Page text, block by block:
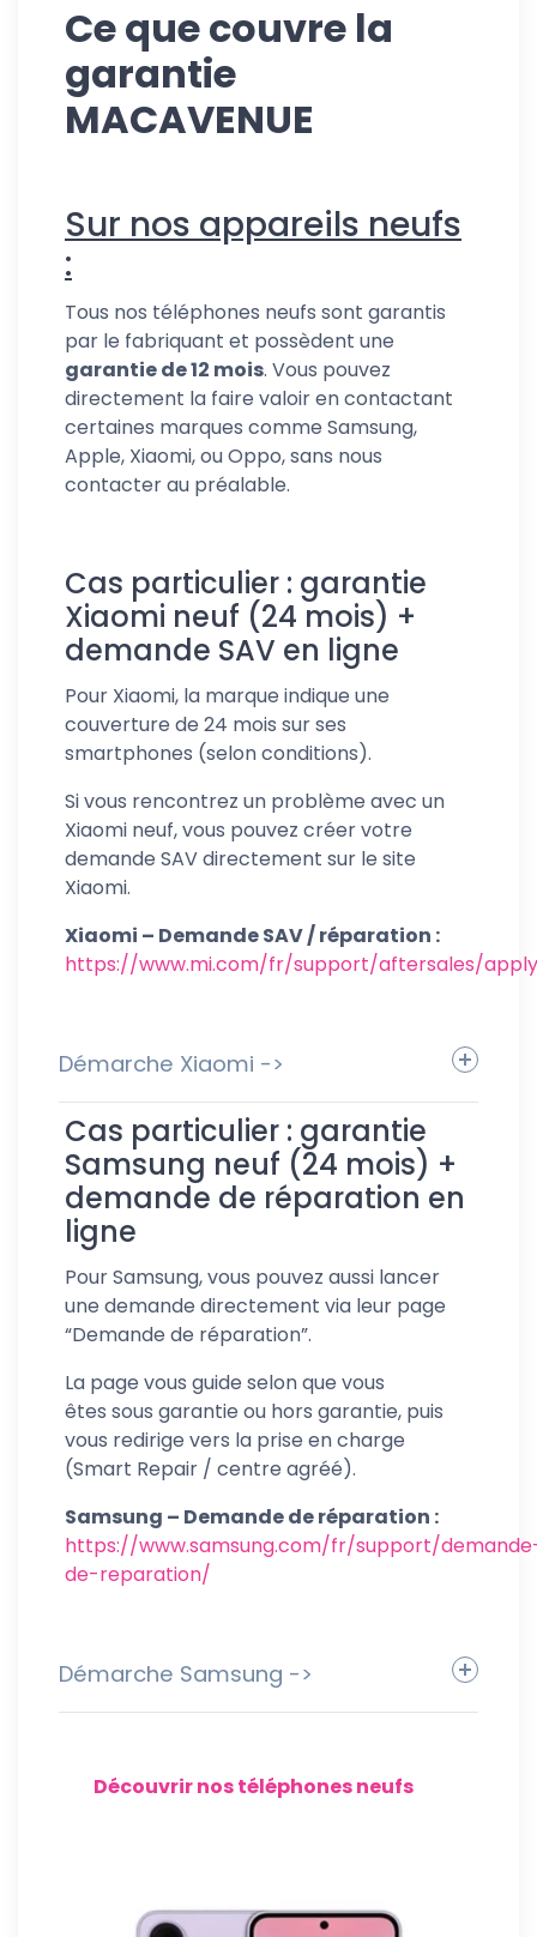
Ce que couvre la
garantie
MACAVENUE
Sur nos appareils neufs
:
Tous nos téléphones neufs sont garantis
par le fabriquant et possèdent une
garantie de 12 mois. Vous pouvez
directement la faire valoir en contactant
certaines marques comme Samsung,
Apple, Xiaomi, ou Oppo, sans nous
contacter au préalable.
Cas particulier : garantie
Xiaomi neuf (24 mois) +
demande SAV en ligne
Pour Xiaomi, la marque indique une
couverture de 24 mois sur ses
smartphones (selon conditions).
Si vous rencontrez un problème avec un
Xiaomi neuf, vous pouvez créer votre
demande SAV directement sur le site
Xiaomi.
Xiaomi – Demande SAV / réparation :
https://www.mi.com/fr/support/aftersales/
Démarche Xiaomi ->
preuve d’achat, IMEI /
numéro de série
Cas particulier : garantie
Samsung neuf (24 mois) +
demande de réparation en
ligne
Pour Samsung, vous pouvez aussi lancer
une demande directement via leur page
“Demande de réparation”.
La page vous guide selon que vous
êtes sous garantie ou hors garantie, puis
vous redirige vers la prise en charge
(Smart Repair / centre agréé).
Samsung – Demande de réparation :
https://www.samsung.com/fr/support/
de-reparation/
Démarche Samsung ->
Découvrir nos téléphones neufs